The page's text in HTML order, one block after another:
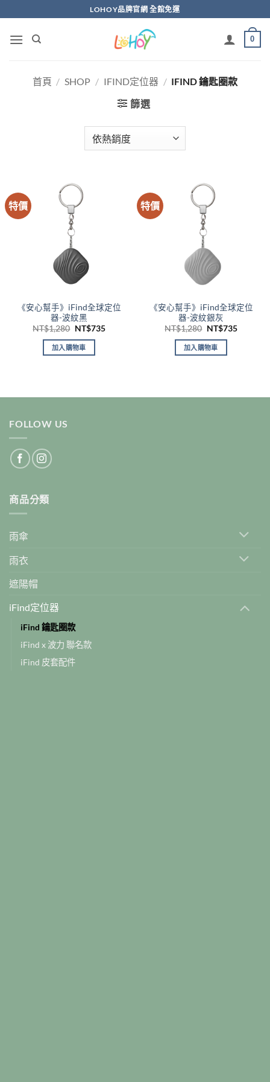
to
content
LOHOY品牌官網 全館免運
0
首頁 / SHOP / IFIND定位器 / IFIND 鑰匙圈款
篩選
特價
《安心幫手》iFind全球定位
器-波紋黑
NT$1,280 原
價
格：
NT$735目
加入購物車
特價
《安心幫手》iFind全球定位
器-波紋銀灰
NT$1,280 原
價
格：
NT$735目
加入購物車
FOLLOW US
商品分類
雨傘
雨衣
遮陽帽
iFind定位器
iFind 鑰匙圈款
iFind x 波力 聯名款
iFind 皮套配件